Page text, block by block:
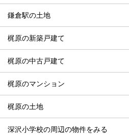
鎌倉駅の土地
梶原の新築戸建て
梶原の中古戸建て
梶原のマンション
梶原の土地
深沢小学校の周辺の物件をみる